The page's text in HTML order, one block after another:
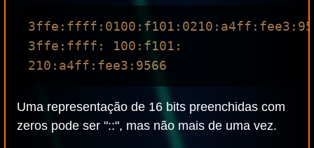
3ffe:ffff: 100:f101:
Uma representação de 16 bits preenchidas com
zeros pode ser "::", mas não mais de uma vez.